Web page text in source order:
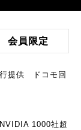
会員限定
提供 ドコモ回
1000社超